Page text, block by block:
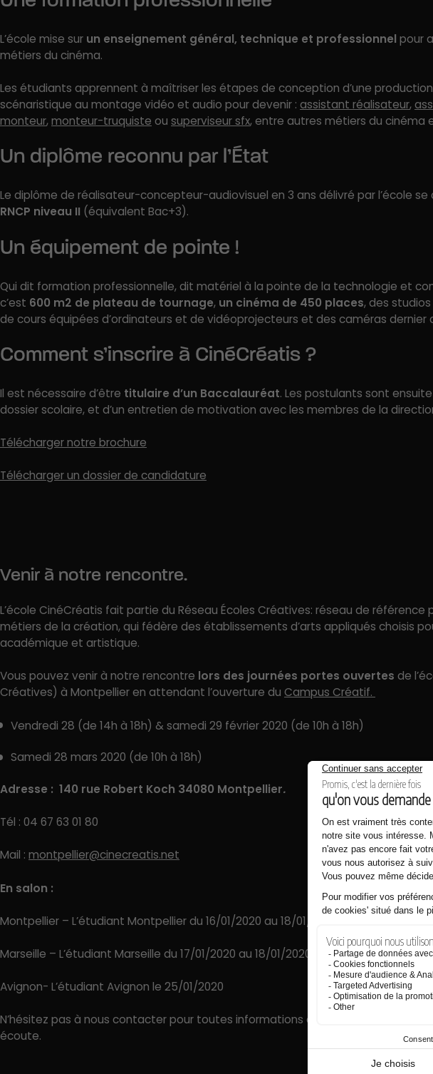
L’école mise sur un enseignement général, technique et professionnel pour
métiers du cinéma.
Les étudiants apprennent à maîtriser les étapes de conception d’une
scénaristique au montage vidéo et audio pour devenir : assistant réalisateur,
monteur,monteur-truquiste ou superviseur sfx, entre autres métiers du cinéma
Un diplôme reconnu par l’État
Le diplôme de réalisateur-concepteur-audiovisuel en 3 ans délivré par l’école se
RNCP niveau II (équivalent Bac+3).
Un équipement de pointe !
Qui dit formation professionnelle, dit matériel à la pointe de la technologie et
c’est 600 m2 de plateau de tournage, un cinéma de 450 places, des
de cours équipées d’ordinateurs et de vidéoprojecteurs et des caméras dernier
Comment s’inscrire à CinéCréatis ?
Il est nécessaire d’être titulaire d’un Baccalauréat. Les postulants sont
dossier scolaire, et d’un entretien de motivation avec les membres de la
Télécharger notre brochure
Télécharger un dossier de candidature
Venir à notre rencontre.
L’école CinéCréatis fait partie du Réseau Écoles Créatives: réseau de référence
métiers de la création, qui fédère des établissements d’arts appliqués choisis
académique et artistique.
Vous pouvez venir à notre rencontre lors des journées portes ouvertes de
Créatives) à Montpellier en attendant l’ouverture du Campus Créatif.
Vendredi 28 (de 14h à 18h) & samedi 29 février 2020 (de 10h à 18h)
Samedi 28 mars 2020 (de 10h à 18h)
Adresse : 140 rue Robert Koch 34080 Montpellier.
Tél : 04 67 63 01 80
Mail : montpellier@cinecreatis.net
En salon :
Montpellier – L’étudiant Montpellier du 16/01/2020 au 18/01/2020
Marseille – L’étudiant Marseille du 17/01/2020 au 18/01/2020
Avignon- L’étudiant Avignon le 25/01/2020
N’hésitez pas à nous contacter pour toutes informations complémentaires, nos
écoute.